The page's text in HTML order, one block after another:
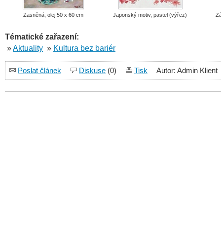
Zasněná, olej 50 x 60 cm Japonský motiv, pastel (výřez)
Tématické zařazení:
»Aktuality » Kultura bez bariér
Poslat článek Diskuse (0) Tisk Autor: Admin Klient